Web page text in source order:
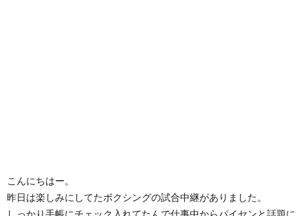
こんにちはー。
昨日は楽しみにしてたボクシングの試合中継がありました。
しっかり手帳にチェック入れてたんで仕事中からパイセンと話題に